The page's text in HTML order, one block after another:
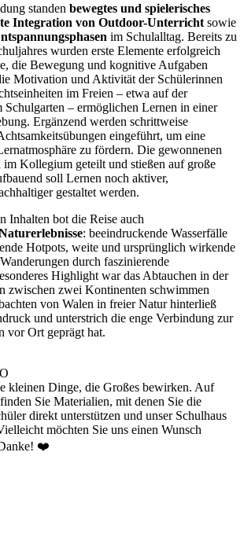
standen bewegtes und spielerisches
Integration von Outdoor-Unterricht sowie
im Schulalltag. Bereits zu
wurden erste Elemente erfolgreich
die Bewegung und kognitive Aufgaben
Motivation und Aktivität der Schülerinnen
im Freien – etwa auf der
Schulgarten – ermöglichen Lernen in einer
Ergänzend werden schrittweise
eingeführt, um eine
zu fördern. Die gewonnenen
Kollegium geteilt und stießen auf große
soll Lernen noch aktiver,
gestaltet werden.
Inhalten bot die Reise auch
: beeindruckende Wasserfälle
Hotpots, weite und ursprünglich wirkende
durch faszinierende
Highlight war das Abtauchen in der
zwischen zwei Kontinenten schwimmen
von Walen in freier Natur hinterließ
und unterstrich die enge Verbindung zur
vor Ort geprägt hat.
kleinen Dinge, die Großes bewirken. Auf
Sie Materialien, mit denen Sie die
direkt unterstützen und unser Schulhaus
möchten Sie uns einen Wunsch
❤️